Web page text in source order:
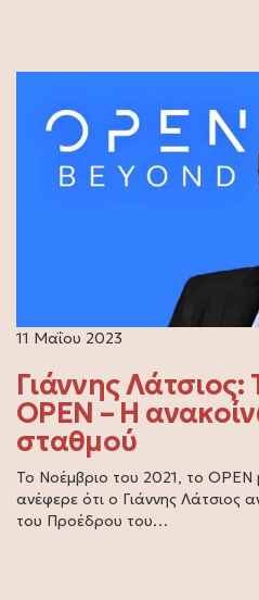
11 Μαΐου 2023
Γιάννης
OPEN – Η
σταθμού
Το Νοέμβριο του 2021, το OPEN
ανέφερε ότι ο Γιάννης Λάτσιος
του Προέδρου του…